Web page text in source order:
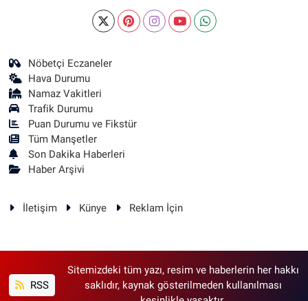
Nöbetçi Eczaneler
Hava Durumu
Namaz Vakitleri
Trafik Durumu
Puan Durumu ve Fikstür
Tüm Manşetler
Son Dakika Haberleri
Haber Arşivi
İletişim Künye Reklam İçin
RSS
Sitemizdeki tüm yazı, resim ve haberlerin her hakkı
saklıdır, kaynak gösterilmeden kullanılması